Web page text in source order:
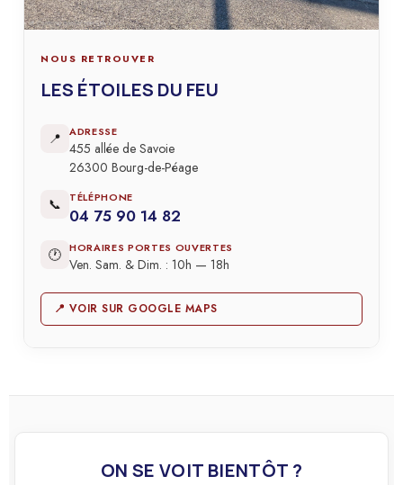
NOUS RETROUVER
LES ÉTOILES DU FEU
📍 ADRESSE
455 allée de Savoie
26300 Bourg-de-Péage
📞 TÉLÉPHONE
04 75 90 14 82
🕐 HORAIRES PORTES OUVERTES
Ven. Sam. & Dim. : 10h — 18h
📍 VOIR SUR GOOGLE MAPS
ON SE VOIT BIENTÔT ?